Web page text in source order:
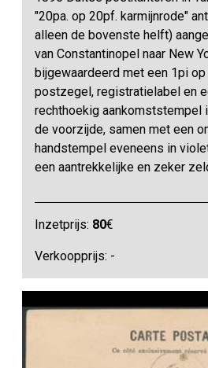
"20pa. op 20pf. karmijnrode"
alleen de bovenste helft)
van Constantinopel naar New
bijgewaardeerd met een 1pi
postzegel, registratielabel en
rechthoekig aankomststempel
de voorzijde, samen met een
handstempel eveneens in
een aantrekkelijke en zeker
Inzetprijs: 80€
Verkoopprijs: -